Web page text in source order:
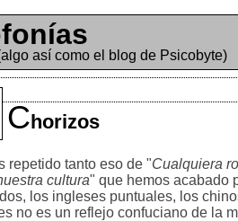
así como el blog de Psicobyte)
Chorizos
repetido tanto eso de "Cualquiera
cultura" que hemos acabado
los ingleses puntuales, los
no es un reflejo confuciano de la